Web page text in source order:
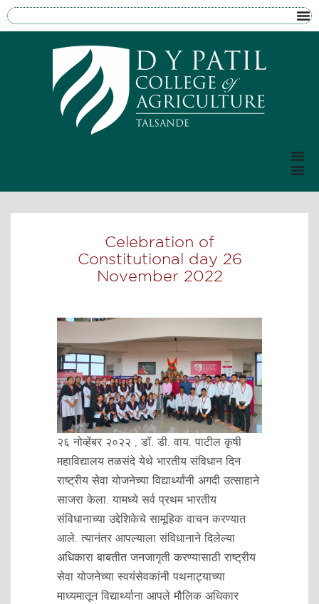
Celebration of
Constitutional day 26
November 2022
२६ नोव्हेंबर २०२२ , डॉ. डी. वाय. पाटील कृषी
महाविद्यालय तळसंदे येथे भारतीय संविधान दिन
राष्ट्रीय सेवा योजनेच्या विद्यार्थ्यांनी अगदी उत्साहाने
साजरा केला. यामध्ये सर्व प्रथम भारतीय
संविधानाच्या उद्देशिकेचे सामूहिक वाचन करण्यात
आले. त्यानंतर आपल्याला संविधानाने दिलेल्या
अधिकारा बाबतीत जनजागृती करण्यासाठी राष्ट्रीय
सेवा योजनेच्या स्वयंसेवकांनी पथनाट्याच्या
माध्यमातून विद्यार्थ्याना आपले मौलिक अधिकार